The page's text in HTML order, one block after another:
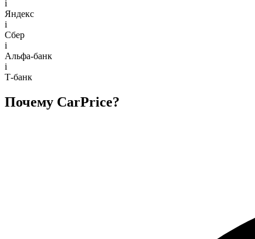
i
Яндекс
i
Сбер
i
Альфа-банк
i
Т-банк
Почему CarPrice?